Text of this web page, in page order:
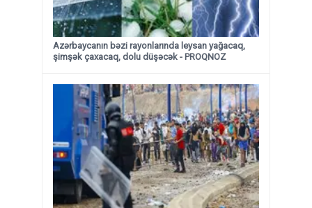
Azərbaycanın bəzi rayonlarında leysan yağacaq,
şimşək çaxacaq, dolu düşəcək - PROQNOZ